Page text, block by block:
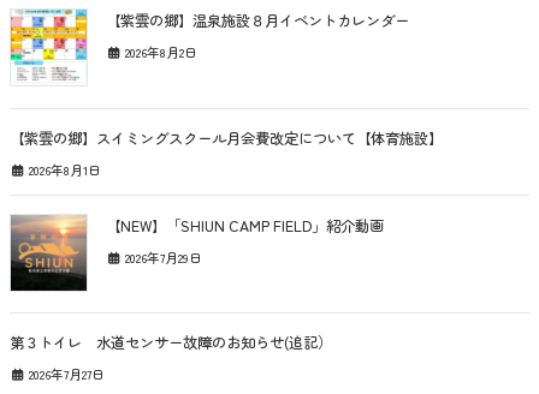
【紫雲の郷】温泉施設８月イベントカレンダー
2026年8月2日
【紫雲の郷】スイミングスクール月会費改定について【体育施設】
2026年8月1日
【NEW】「SHIUN CAMP FIELD」紹介動画
2026年7月29日
第３トイレ 水道センサー故障のお知らせ(追記）
2026年7月27日